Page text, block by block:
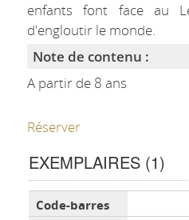
enfants font face au
d'engloutir le monde.
Note de contenu :
A partir de 8 ans
Réserver
EXEMPLAIRES (1)
Liste des exemplaires